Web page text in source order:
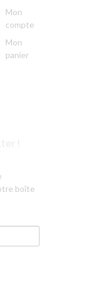
Mon
compte
Mon
panier
boîte